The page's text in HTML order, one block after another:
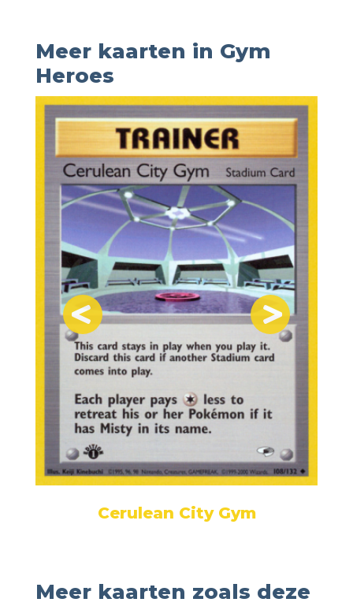
Meer kaarten in Gym
Heroes
Cerulean City Gym
Meer kaarten zoals deze